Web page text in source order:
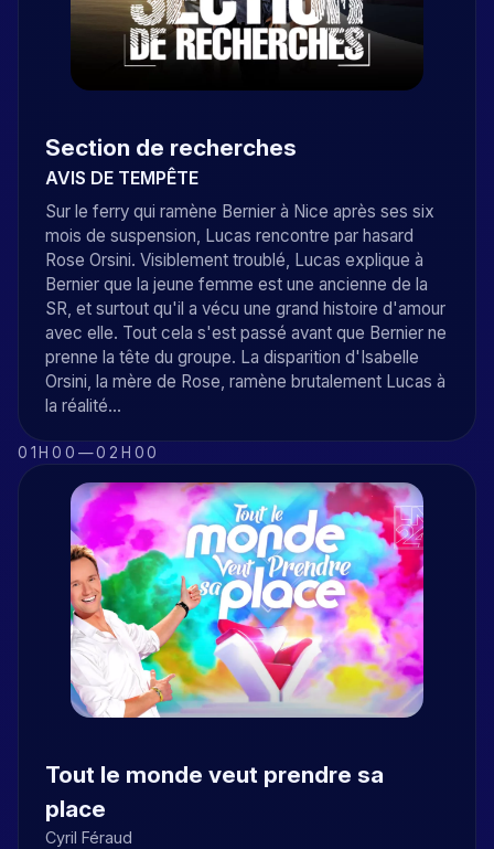
Section de recherches
AVIS DE TEMPÊTE
Sur le ferry qui ramène Bernier à Nice après ses six
mois de suspension, Lucas rencontre par hasard
Rose Orsini. Visiblement troublé, Lucas explique à
Bernier que la jeune femme est une ancienne de la
SR, et surtout qu'il a vécu une grand histoire d'amour
avec elle. Tout cela s'est passé avant que Bernier ne
prenne la tête du groupe. La disparition d'Isabelle
Orsini, la mère de Rose, ramène brutalement Lucas à
la réalité...
01H00 —02H00
Tout le monde veut prendre sa
place
Cyril Féraud